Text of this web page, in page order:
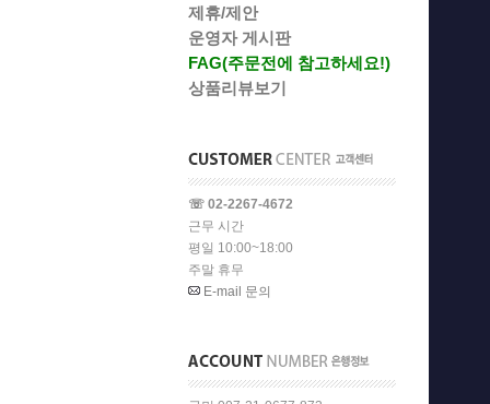
제휴/제안
운영자 게시판
FAG(주문전에 참고하세요!)
상품리뷰보기
☏ 02-2267-4672
근무 시간
평일 10:00~18:00
주말 휴무
E-mail 문의